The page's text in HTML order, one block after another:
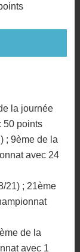
la journée
50 points
; 9ème de la
avec 24
21) ; 21ème
de la
avec 1